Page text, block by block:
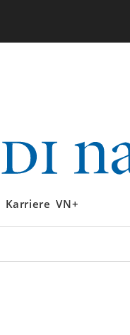
Karriere VN+